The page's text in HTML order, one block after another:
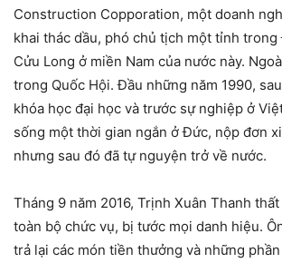
Construction Copporation, một doanh
khai thác dầu, phó chủ tịch một tỉnh
Cửu Long ở miền Nam của nước này.
trong Quốc Hội. Đầu những năm 1990,
khóa học đại học và trước sự nghiệp ở
sống một thời gian ngắn ở Đức, nộp đơn
nhưng sau đó đã tự nguyện trở về nước.
Tháng 9 năm 2016, Trịnh Xuân Thanh
toàn bộ chức vụ, bị tước mọi danh hiệu.
trả lại các món tiền thưởng và những